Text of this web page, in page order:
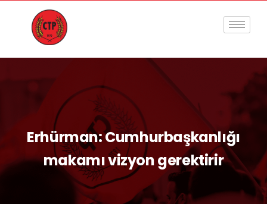
Erhürman: Cumhurbaşkanlığı
makamı vizyon gerektirir